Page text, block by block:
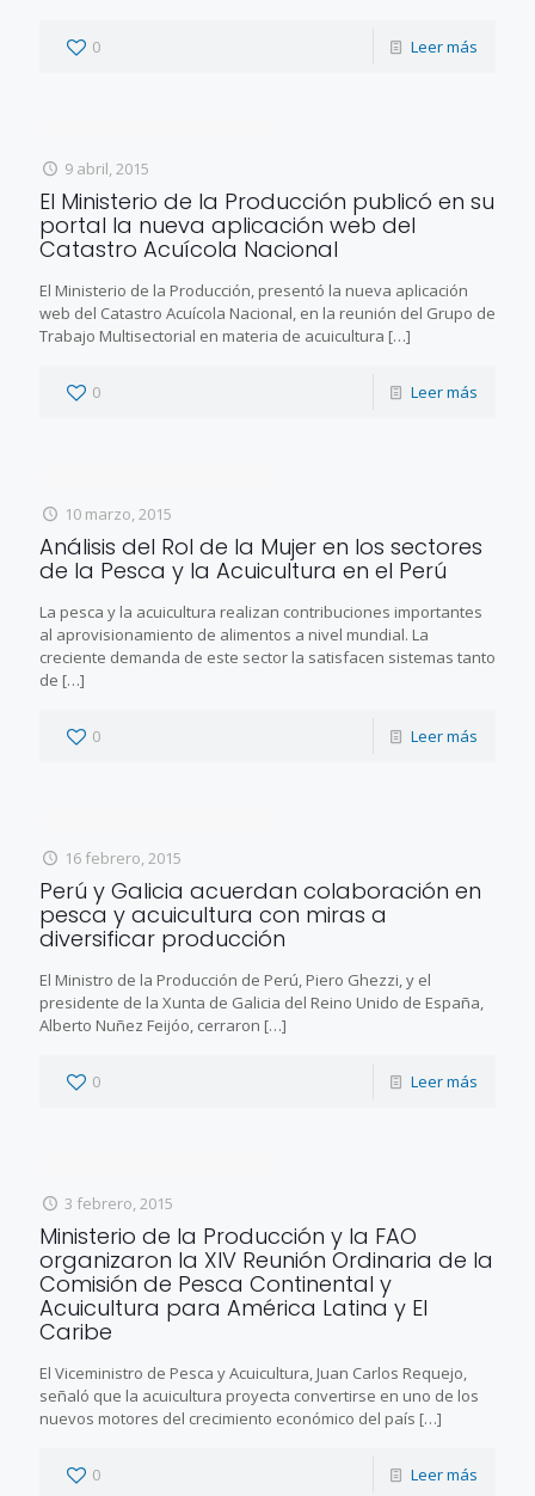
0 Leer más
9 abril, 2015
El Ministerio de la Producción publicó en su
portal la nueva aplicación web del
Catastro Acuícola Nacional
El Ministerio de la Producción, presentó la nueva aplicación
web del Catastro Acuícola Nacional, en la reunión del Grupo de
Trabajo Multisectorial en materia de acuicultura […]
0 Leer más
10 marzo, 2015
Análisis del Rol de la Mujer en los sectores
de la Pesca y la Acuicultura en el Perú
La pesca y la acuicultura realizan contribuciones importantes
al aprovisionamiento de alimentos a nivel mundial. La
creciente demanda de este sector la satisfacen sistemas tanto
de […]
0 Leer más
16 febrero, 2015
Perú y Galicia acuerdan colaboración en
pesca y acuicultura con miras a
diversificar producción
El Ministro de la Producción de Perú, Piero Ghezzi, y el
presidente de la Xunta de Galicia del Reino Unido de España,
Alberto Nuñez Feijóo, cerraron […]
0 Leer más
3 febrero, 2015
Ministerio de la Producción y la FAO
organizaron la XIV Reunión Ordinaria de la
Comisión de Pesca Continental y
Acuicultura para América Latina y El
Caribe
El Viceministro de Pesca y Acuicultura, Juan Carlos Requejo,
señaló que la acuicultura proyecta convertirse en uno de los
nuevos motores del crecimiento económico del país […]
0 Leer más